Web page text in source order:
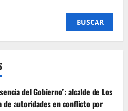
del Gobierno”: alcalde de Los
de autoridades en conflicto por